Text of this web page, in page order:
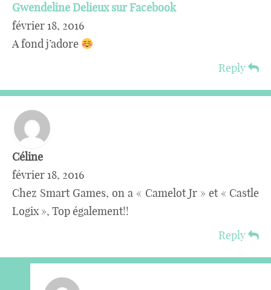
Gwendeline Delieux sur Facebook
février 18, 2016
A fond j’adore
Reply
Céline
février 18, 2016
Chez Smart Games, on a « Camelot Jr » et « Castle
Logix », Top également!!
Reply